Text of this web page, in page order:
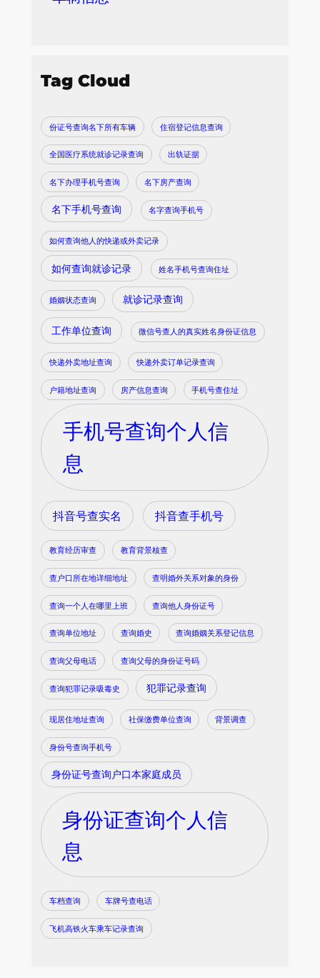
Tag Cloud
份证号查询名下所有车辆 住宿登记信息查询
全国医疗系统就诊记录查询 出轨证据
名下办理手机号查询 名下房产查询
名下手机号查询 名字查询手机号
如何查询他人的快递或外卖记录
如何查询就诊记录 姓名手机号查询住址
婚姻状态查询 就诊记录查询
工作单位查询 微信号查人的真实姓名身份证信息
快递外卖地址查询 快递外卖订单记录查询
户籍地址查询 房产信息查询 手机号查住址
手机号查询个人信
息
抖音号查实名 抖音查手机号
教育经历审查 教育背景核查
查户口所在地详细地址 查明婚外关系对象的身份
查询一个人在哪里上班 查询他人身份证号
查询单位地址 查询婚史 查询婚姻关系登记信息
查询父母电话 查询父母的身份证号码
查询犯罪记录吸毒史 犯罪记录查询
现居住地址查询 社保缴费单位查询 背景调查
身份号查询手机号
身份证号查询户口本家庭成员
身份证查询个人信
息
车档查询 车牌号查电话
飞机高铁火车乘车记录查询